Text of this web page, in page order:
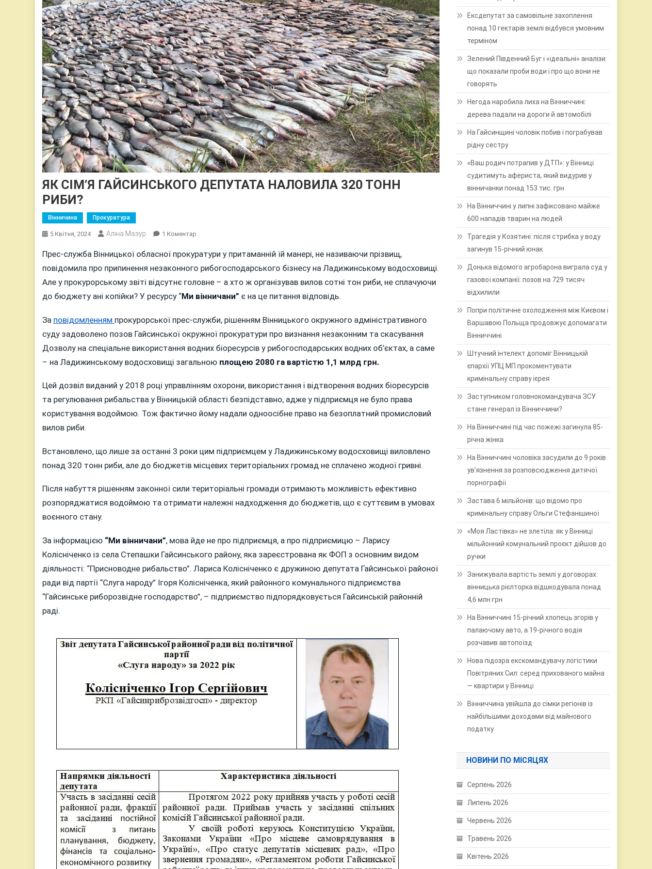
ЯК СІМ’Я ГАЙСИНСЬКОГО ДЕПУТАТА НАЛОВИЛА 320 ТОНН
РИБИ?
Вінничина Прокуратура
5 Квітня, 2024 Аліна Мазур 1 Коментар
СІМ’Я
ГАЙСИНСЬКОГО
320
РИБИ?
Прес-служба Вінницької обласної прокуратури у притаманній їй манері, не називаючи прізвищ,
повідомила про припинення незаконного рибогосподарського бізнесу на Ладижинському водосховищі.
Але у прокурорському звіті відсутнє головне – а хто ж організував вилов сотні тон риби, не сплачуючи
до бюджету ані копійки? У ресурсу “Ми вінничани” є на це питання відповідь.
За повідомленням прокурорської прес-служби, рішенням Вінницького окружного адміністративного
суду задоволено позов Гайсинської окружної прокуратури про визнання незаконним та скасування
Дозволу на спеціальне використання водних біоресурсів у рибогосподарських водних об’єктах, а саме
– на Ладижинському водосховищі загальною площею 2080 га вартістю 1,1 млрд грн.
Цей дозвіл виданий у 2018 році управлінням охорони, використання і відтворення водних біоресурсів
та регулювання рибальства у Вінницькій області безпідставно, адже у підприємця не було права
користування водоймою. Тож фактично йому надали одноосібне право на безоплатний промисловий
вилов риби.
Встановлено, що лише за останні 3 роки цим підприємцем у Ладижинському водосховищі виловлено
понад 320 тонн риби, але до бюджетів місцевих територіальних громад не сплачено жодної гривні.
Після набуття рішенням законної сили територіальні громади отримають можливість ефективно
розпоряджатися водоймою та отримати належні надходження до бюджетів, що є суттєвим в умовах
воєнного стану.
За інформацією “Ми вінничани”, мова йде не про підприємця, а про підприємицю – Ларису
Колісніченко із села Степашки Гайсинського району, яка зареєстрована як ФОП з основним видом
діяльності: “Присноводне рибальство”. Лариса Колісніченко є дружиною депутата Гайсинської районої
ради від партії “Слуга народу” Ігоря Колісніченка, який районного комунального підприємства
“Гайсинське риборозвідне господарство”, – підприємство підпорядковується Гайсинській районній
раді.
Ексдепутат за самовільне захоплення
понад 10 гектарів землі відбувся умовним
терміном
Зелений Південний Буг і «ідеальні» аналізи:
що показали проби води і про що вони не
говорять
Негода наробила лиха на Вінниччині:
дерева падали на дороги й автомобілі
На Гайсинщині чоловік побив і пограбував
рідну сестру
«Ваш родич потрапив у ДТП»: у Вінниці
судитимуть афериста, який видурив у
вінничанки понад 153 тис. грн
На Вінниччині у липні зафіксовано майже
600 нападів тварин на людей
Трагедія у Козятині: після стрибка у воду
загинув 15-річний юнак
Донька відомого агробарона виграла суд у
газової компанії: позов на 729 тисяч
відхилили
Попри політичне охолодження між Києвом і
Варшавою Польща продовжує допомагати
Вінниччині
Штучний інтелект допоміг Вінницькій
єпархії УПЦ МП прокоментувати
кримінальну справу ієрея
Заступником головнокомандувача ЗСУ
стане генерал із Вінниччини?
На Вінниччині під час пожежі загинула 85-
річна жінка
На Вінниччині чоловіка засудили до 9 років
ув’язнення за розповсюдження дитячої
порнографії
Застава 6 мільйонів: що відомо про
кримінальну справу Ольги Стефанішиної
«Моя Ластівка» не злетіла: як у Вінниці
мільйонний комунальний проєкт дійшов до
ручки
Занижувала вартість землі у договорах:
вінницька рієлторка відшкодувала понад
4,6 млн грн
На Вінниччині 15-річний хлопець згорів у
палаючому авто, а 19-річного водія
розчавив автопоїзд
Нова підозра екскомандувачу логістики
Повітряних Сил: серед прихованого майна
— квартири у Вінниці
Вінниччина увійшла до сімки регіонів із
найбільшими доходами від майнового
податку
НОВИНИ ПО МІСЯЦЯХ
Серпень 2026
Липень 2026
Червень 2026
Травень 2026
Квітень 2026